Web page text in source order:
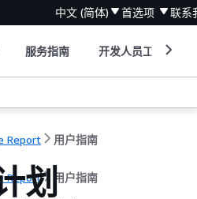
中文 (简体) 首选项 联系
服务指南 开发人员工具
Report 用户指南
Report 用户指南
划